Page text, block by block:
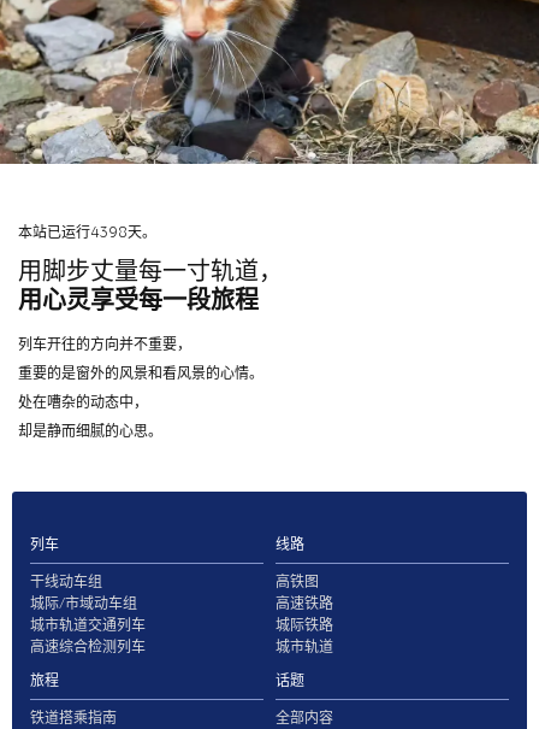
本站已运行4398天。
用脚步丈量每一寸轨道，
用心灵享受每一段旅程
列车开往的方向并不重要，
重要的是窗外的风景和看风景的心情。
处在嘈杂的动态中，
却是静而细腻的心思。
列车
干线动车组
城际/市域动车组
城市轨道交通列车
高速综合检测列车
线路
高铁图
高速铁路
城际铁路
城市轨道
旅程
铁道搭乘指南
话题
全部内容